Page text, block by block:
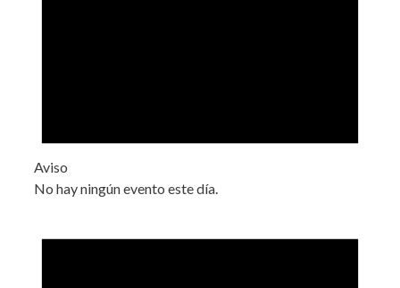
Aviso
No hay ningún evento este día.